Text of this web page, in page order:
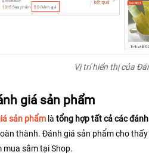
Vị trí hiển thị của
giá sản phẩm
sản phẩm là tổng hợp tất cả các
thành. Đánh giá sản phẩm cho
mua sắm tại Shop.